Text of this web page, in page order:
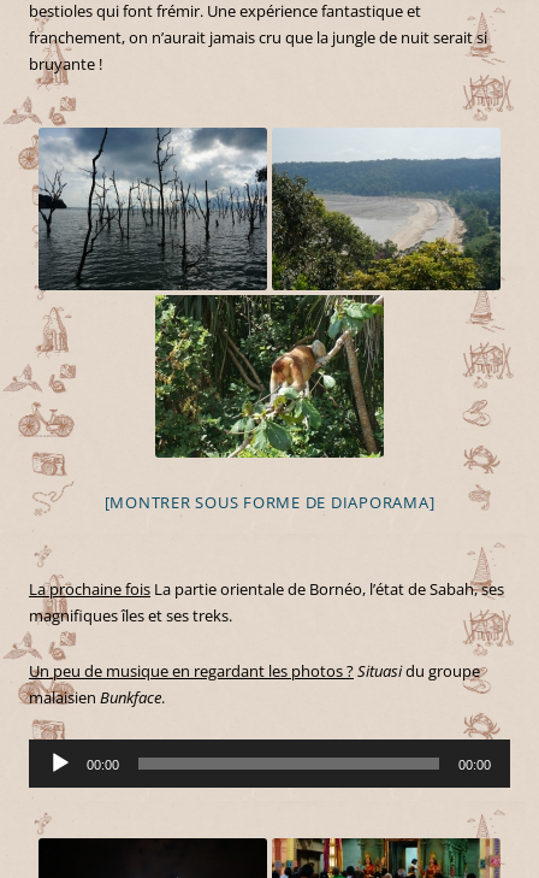
bestioles qui font frémir. Une expérience fantastique et
franchement, on n’aurait jamais cru que la jungle de nuit serait si
bruyante !
[MONTRER SOUS FORME DE DIAPORAMA]
La prochaine fois La partie orientale de Bornéo, l’état de Sabah, ses
magnifiques îles et ses treks.
Un peu de musique en regardant les photos ?Situasidu groupe
malaisien Bunkface.
Lecteur
audio
00:00 00:00